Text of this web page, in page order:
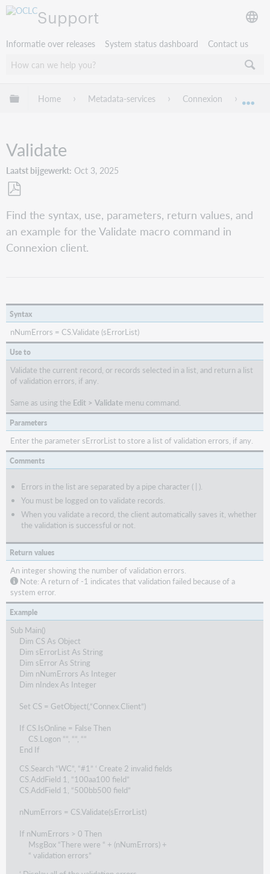
Support
Informatie over releases System status dashboard Contact us
Mondiale hiërarchie uitvouwen / samenvouwen
Home Metadata-services Connexion
Validate
Laatst bijgewerkt Oct 3, 2025
als
pdf
Find the syntax, use, parameters, return values, and
an example for the Validate macro command in
Connexion client.
Syntax
nNumErrors = CS.Validate (sErrorList)
Use to
Validate the current record, or records selected in a list, and return a list
of validation errors, if any.
Same as using the Edit > Validate menu command.
Parameters
Enter the parameter sErrorList to store a list of validation errors, if any.
Comments
Errors in the list are separated by a pipe character ( | ).
You must be logged on to validate records.
When you validate a record, the client automatically saves it, whether
the validation is successful or not.
Return values
An integer showing the number of validation errors.
Note: A return of -1 indicates that validation failed because of a
system error.
Example
Sub Main()
Dim CS As Object
Dim sErrorList As String
Dim sError As String
Dim nNumErrors As Integer
Dim nIndex As Integer
Set CS = GetObject(,“Connex.Client”)
If CS.IsOnline = False Then
CS.Logon ““, ““, ““
End If
CS.Search “WC”, “#1” ‘ Create 2 invalid fields
CS.AddField 1, “100aa100 field”
CS.AddField 1, “500bb500 field”
nNumErrors = CS.Validate(sErrorList)
If nNumErrors > 0 Then
MsgBox “There were “ + (nNumErrors) +
“ validation errors”